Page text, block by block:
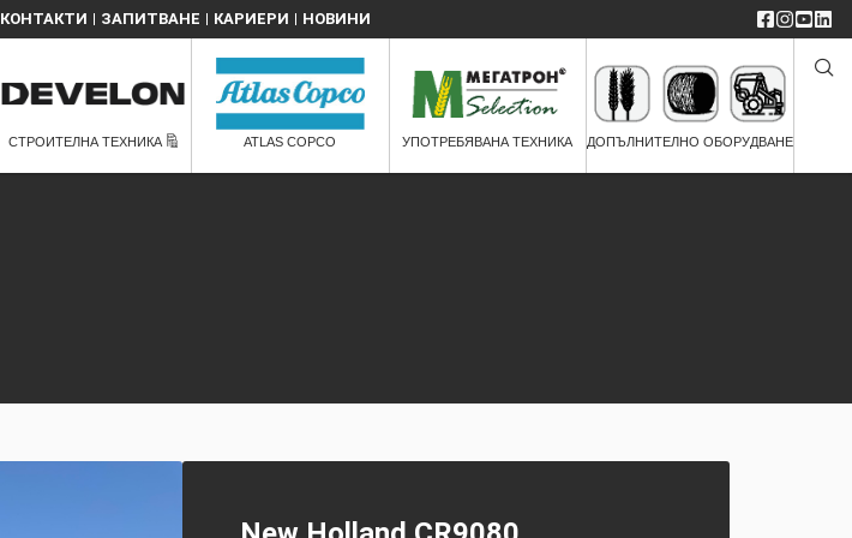
КОНТАКТИ ЗАПИТВАНЕ КАРИЕРИ НОВИНИ
СТРОИТЕЛНА ТЕХНИКА ATLAS COPCO УПОТРЕБЯВАНА ТЕХНИКА ДОПЪЛНИТЕЛНО ОБОРУДВАНЕ